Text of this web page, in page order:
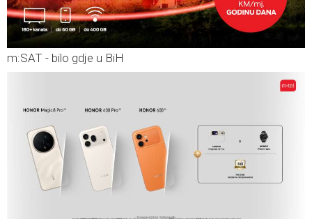
m:SAT - bilo gdje u BiH